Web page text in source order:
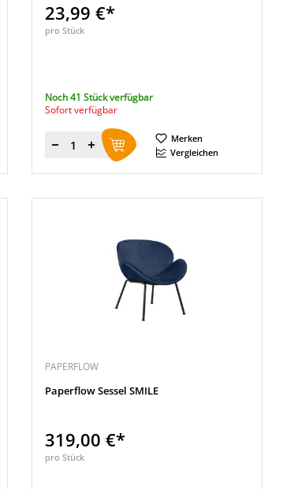
23,99 €*
pro Stück
Noch 41 Stück verfügbar
Sofort verfügbar
Menge
Merken
Vergleichen
PAPERFLOW
Paperflow Sessel SMILE
319,00 €*
pro Stück